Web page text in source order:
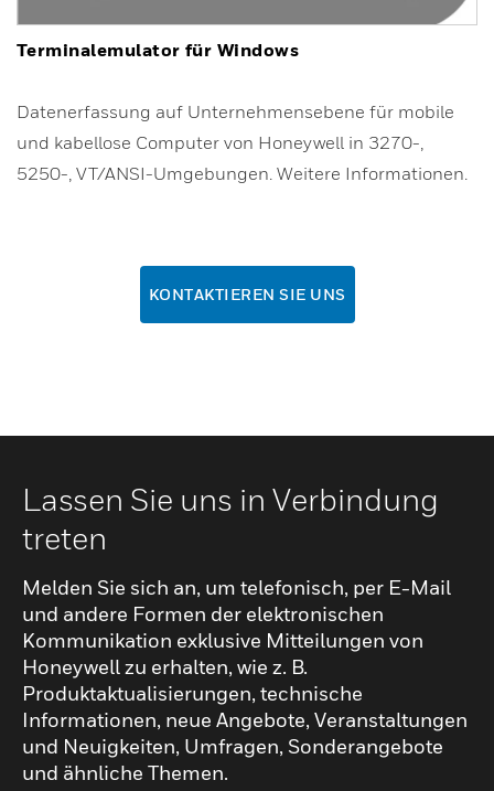
Terminalemulator für Windows
Datenerfassung auf Unternehmensebene für mobile
und kabellose Computer von Honeywell in 3270-,
5250-, VT/ANSI-Umgebungen. Weitere Informationen.
KONTAKTIEREN SIE UNS
Lassen Sie uns in Verbindung
treten
Melden Sie sich an, um telefonisch, per E-Mail
und andere Formen der elektronischen
Kommunikation exklusive Mitteilungen von
Honeywell zu erhalten, wie z. B.
Produktaktualisierungen, technische
Informationen, neue Angebote, Veranstaltungen
und Neuigkeiten, Umfragen, Sonderangebote
und ähnliche Themen.